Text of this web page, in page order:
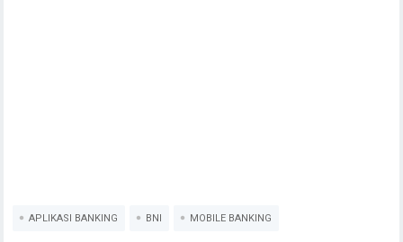
APLIKASI BANKING BNI MOBILE BANKING